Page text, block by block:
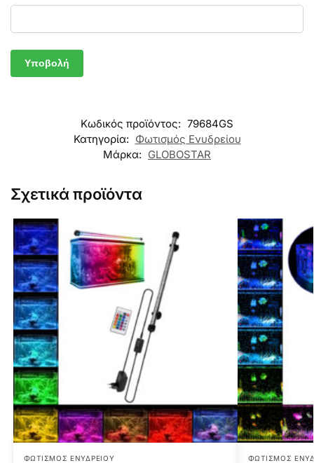
Κωδικός προϊόντος: 79684GS
Κατηγορία: Φωτισμός Ενυδρείου
Μάρκα: GLOBOSTAR
Σχετικά προϊόντα
ΦΩΤΙΣΜΌΣ ΕΝΥΔΡΕΊΟΥ ΦΩΤΙΣΜΌΣ